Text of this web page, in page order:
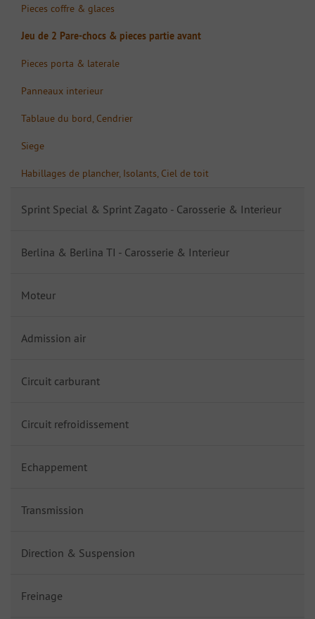
Pieces coffre & glaces
Jeu de 2 Pare-chocs & pieces partie avant
Pieces porta & laterale
Panneaux interieur
Tablaue du bord, Cendrier
Siege
Habillages de plancher, Isolants, Ciel de toit
Sprint Special & Sprint Zagato - Carosserie & Interieur
Berlina & Berlina TI - Carosserie & Interieur
Moteur
Admission air
Circuit carburant
Circuit refroidissement
Echappement
Transmission
Direction & Suspension
Freinage